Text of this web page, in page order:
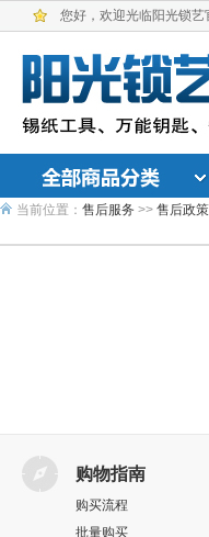
您好，欢迎光临阳光锁艺
当前位置： 售后服务 >> 售后政策
购物指南
购买流程
批量购买